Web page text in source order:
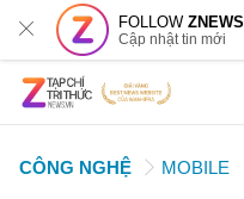
FOLLOWZNEWS
Cập nhật tin mới
CÔNG NGHỆ MOBILE